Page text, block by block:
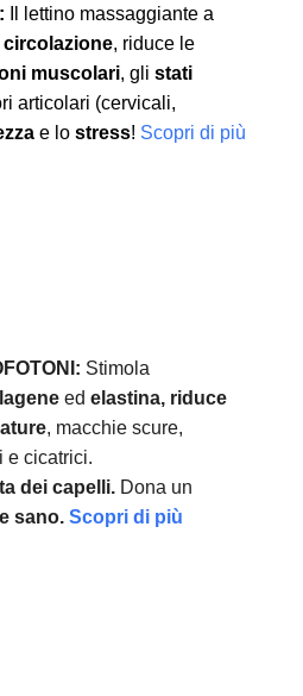
Il lettino massaggiante a
circolazione, riduce le
muscolari, gli stati
articolari (cervicali,
e lo stress! Scopri di più
Stimola
ed elastina, riduce
, macchie scure,
e cicatrici.
dei capelli. Dona un
sano. Scopri di più